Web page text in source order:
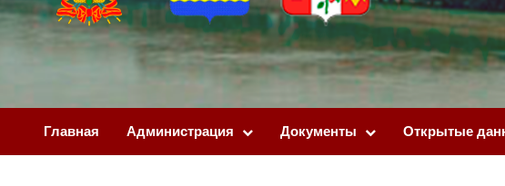
Главная Администрация Документы Открытые